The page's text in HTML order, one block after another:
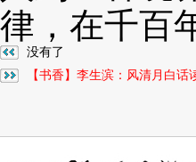
律，在千百
没有了
【书香】李生滨：风清月白话